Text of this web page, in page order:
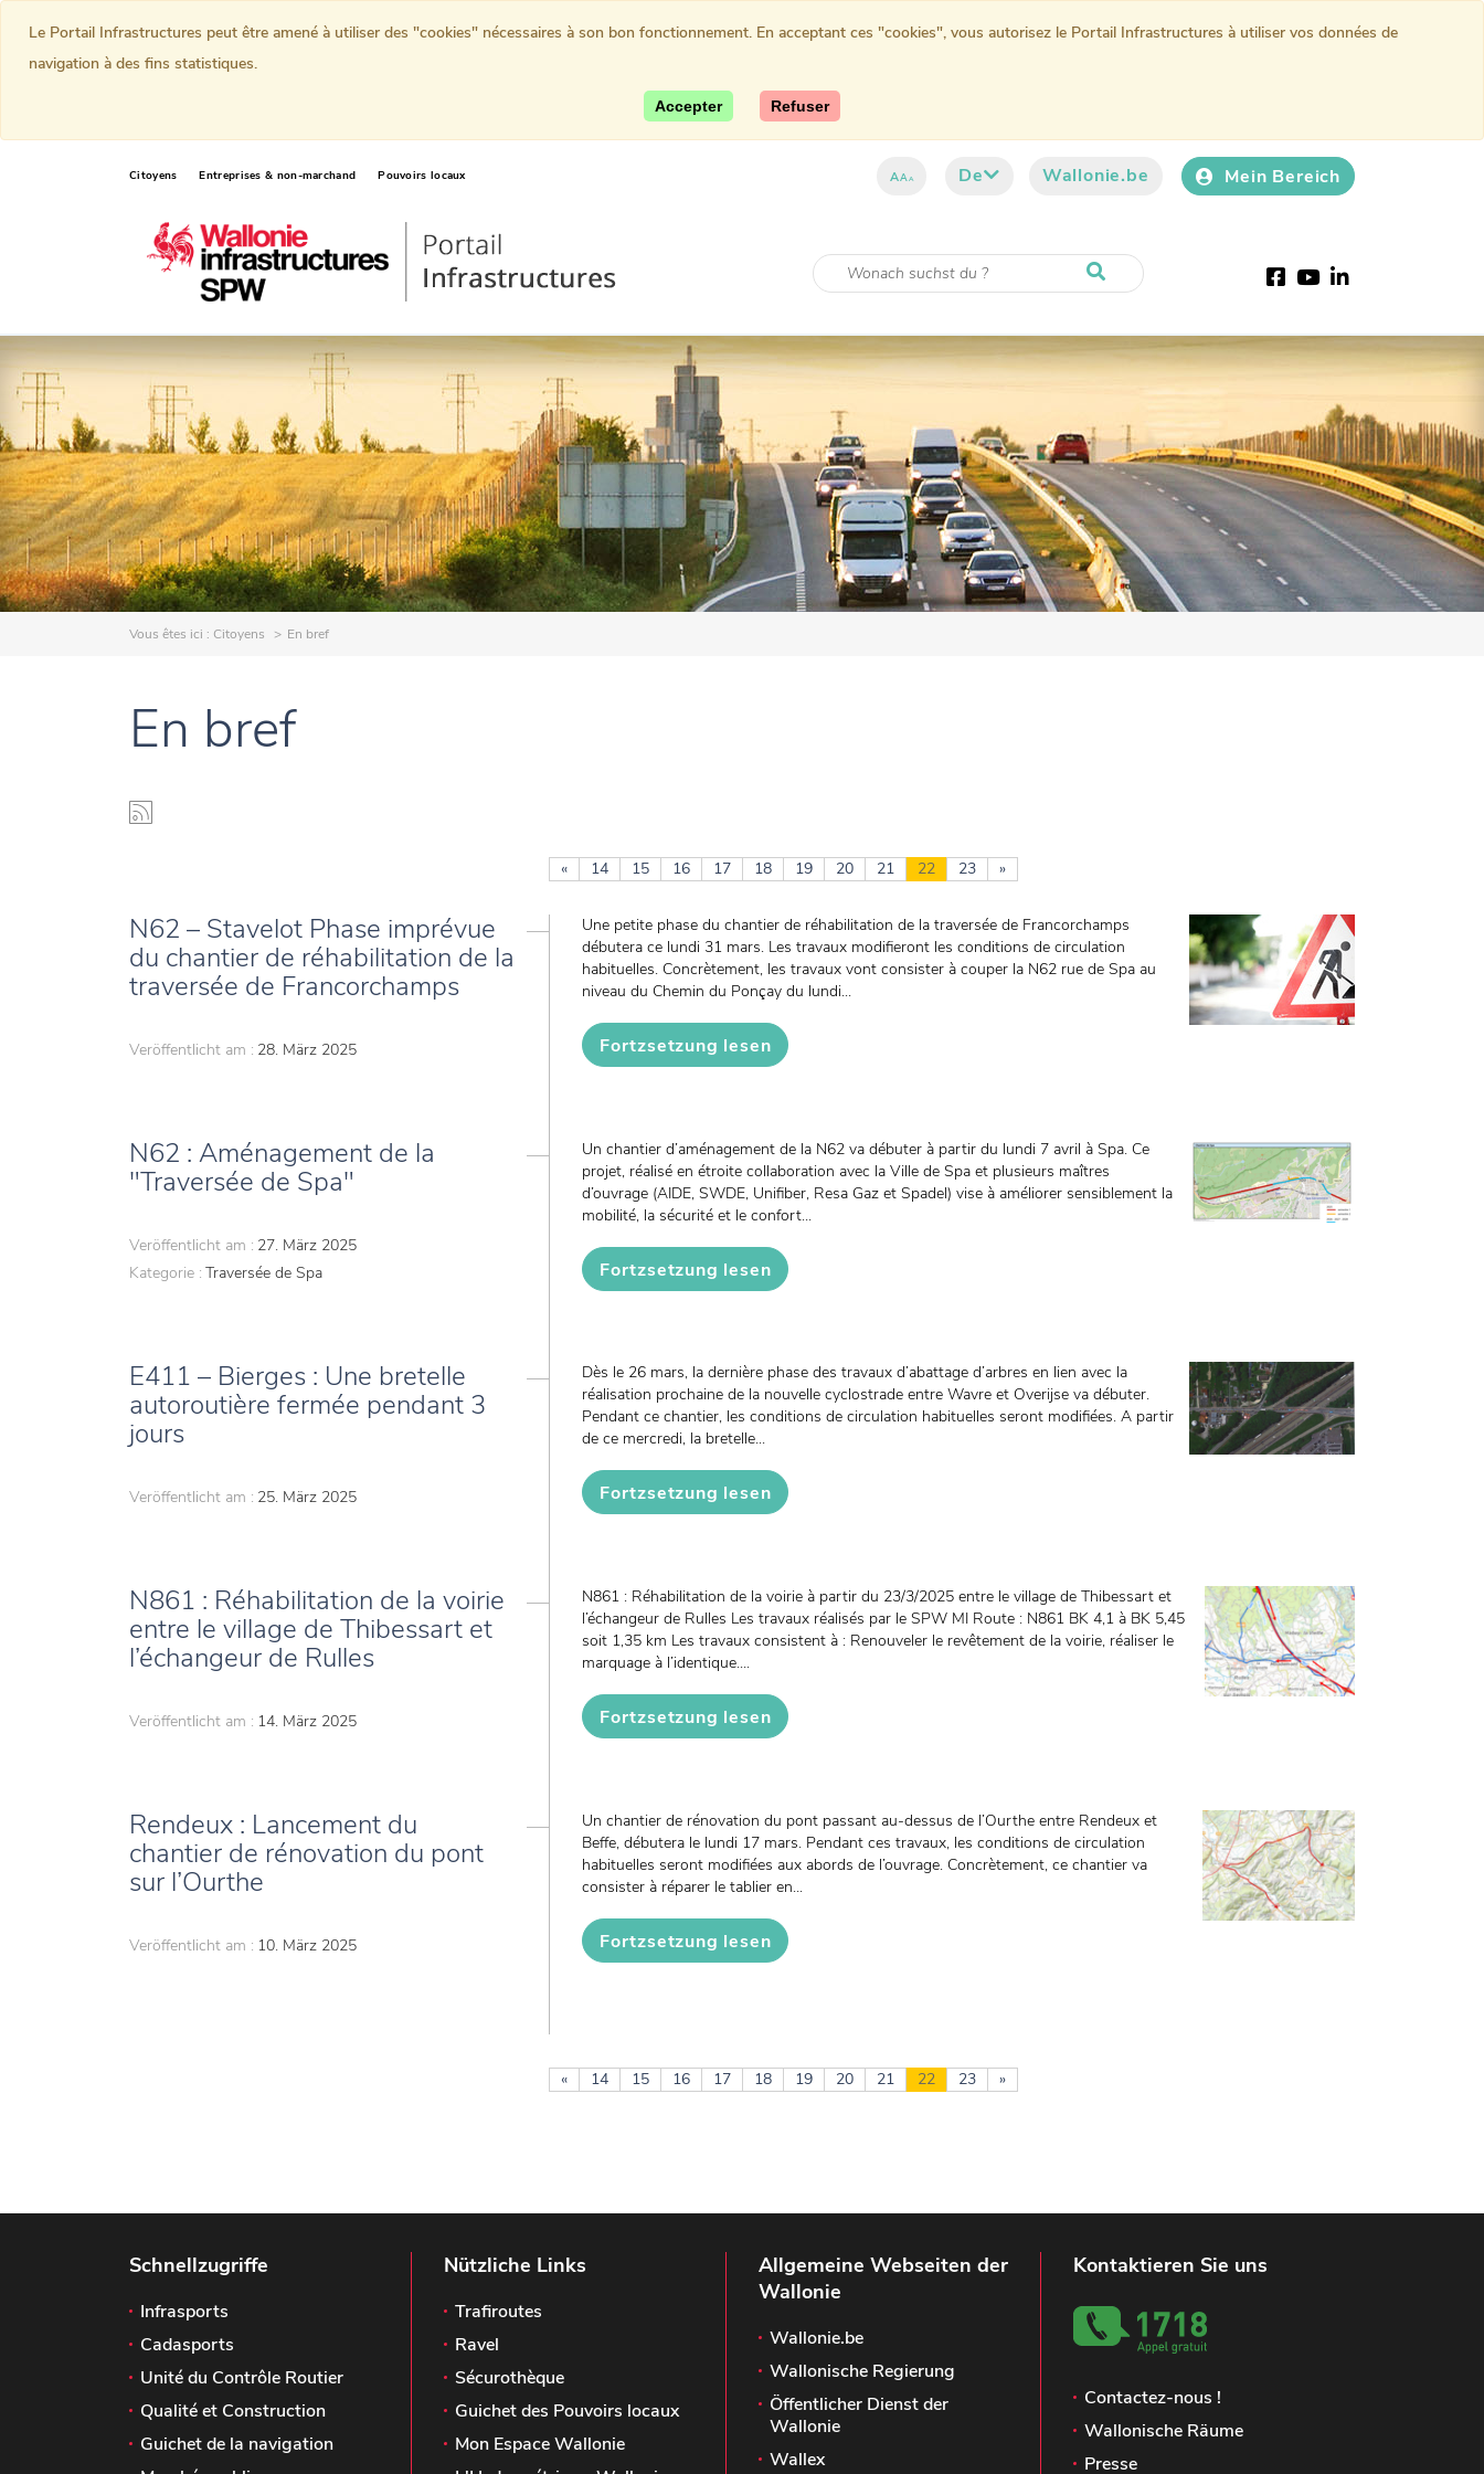
Citoyens Entreprises & non-marchand Pouvoirs locaux AAA De Wallonie.be Mein Bereich
Facebook
YoutubeLinkedIn
Vous êtes ici : Citoyens En bref
En bref
« 14 15 16 17 18 19 20 21 22 23 »
N62 – Stavelot Phase imprévue
du chantier de réhabilitation de la
traversée de Francorchamps
Veröffentlicht am : 28. März 2025
Une petite phase du chantier de réhabilitation de la traversée de Francorchamps
débutera ce lundi 31 mars. Les travaux modifieront les conditions de circulation
habituelles. Concrètement, les travaux vont consister à couper la N62 rue de Spa au
niveau du Chemin du Ponçay du lundi...
Fortzsetzung lesen
N62 : Aménagement de la
"Traversée de Spa"
Veröffentlicht am : 27. März 2025
Kategorie : Traversée de Spa
Un chantier d’aménagement de la N62 va débuter à partir du lundi 7 avril à Spa. Ce
projet, réalisé en étroite collaboration avec la Ville de Spa et plusieurs maîtres
d’ouvrage (AIDE, SWDE, Unifiber, Resa Gaz et Spadel) vise à améliorer sensiblement la
mobilité, la sécurité et le confort...
Fortzsetzung lesen
E411 – Bierges : Une bretelle
autoroutière fermée pendant 3
jours
Veröffentlicht am : 25. März 2025
Dès le 26 mars, la dernière phase des travaux d’abattage d’arbres en lien avec la
réalisation prochaine de la nouvelle cyclostrade entre Wavre et Overijse va débuter.
Pendant ce chantier, les conditions de circulation habituelles seront modifiées. A partir
de ce mercredi, la bretelle...
Fortzsetzung lesen
N861 : Réhabilitation de la voirie
entre le village de Thibessart et
l’échangeur de Rulles
Veröffentlicht am : 14. März 2025
N861 : Réhabilitation de la voirie à partir du 23/3/2025 entre le village de Thibessart et
l’échangeur de Rulles Les travaux réalisés par le SPW MI Route : N861 BK 4,1 à BK 5,45
soit 1,35 km Les travaux consistent à : Renouveler le revêtement de la voirie, réaliser le
marquage à l’identique....
Fortzsetzung lesen
Rendeux : Lancement du
chantier de rénovation du pont
sur l’Ourthe
Veröffentlicht am : 10. März 2025
Un chantier de rénovation du pont passant au-dessus de l’Ourthe entre Rendeux et
Beffe, débutera le lundi 17 mars. Pendant ces travaux, les conditions de circulation
habituelles seront modifiées aux abords de l’ouvrage. Concrètement, ce chantier va
consister à réparer le tablier en...
Fortzsetzung lesen
« 14 15 16 17 18 19 20 21 22 23 »
Schnellzugriffe
Infrasports
Cadasports
Unité du Contrôle Routier
Qualité et Construction
Guichet de la navigation
Nützliche Links
Trafiroutes
Ravel
Sécurothèque
Guichet des Pouvoirs locaux
Mon Espace Wallonie
Allgemeine Webseiten der
Wallonie
Wallonie.be
Wallonische Regierung
Öffentlicher Dienst der
Wallonie
Wallex
Kontaktieren Sie uns
Contactez-nous !
Wallonische Räume
Presse
Le Portail Infrastructures peut être amené à utiliser des "cookies" nécessaires à son bon fonctionnement. En acceptant ces "cookies", vous autorisez le Portail Infrastructures à utiliser vos données de
navigation à des fins statistiques.
Accepter Refuser